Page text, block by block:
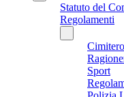
Statuto del
Regolamenti
Cimitero
Sport